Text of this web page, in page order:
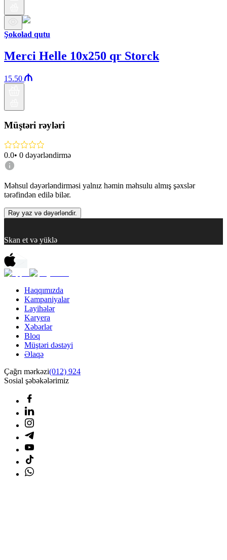
Şokolad qutu
Merci Helle 10x250 qr Storck
15.50
Müştəri rəyləri
0.0• 0 dəyərləndirmə
Məhsul dəyərləndirməsi yalnız həmin məhsulu almış şəxslər
tərəfindən edilə bilər.
Rəy yaz və dəyərləndir.
Skan et və yüklə
Haqqımızda
Kampaniyalar
Layihələr
Karyera
Xəbərlər
Bloq
Müştəri dəstəyi
Əlaqə
Çağrı mərkəzi(012) 924
Sosial şəbəkələrimiz